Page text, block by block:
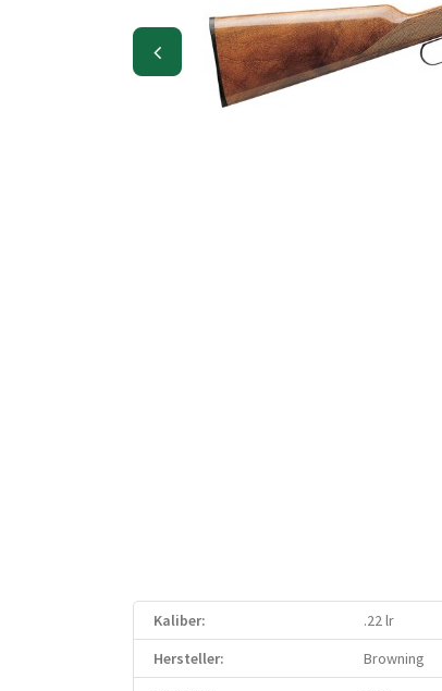
Kaliber:
.22 lr
Hersteller:
Browning